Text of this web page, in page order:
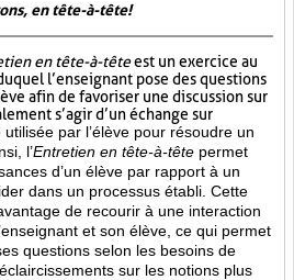
en tête-à-tête!
en tête-à-têteest un exercice au
l’enseignant pose des questions
afin de favoriser une discussion sur
s’agir d’un échange sur
utilisée par l’élève pour résoudre un
l’Entretien en tête-à-tête permet
d’un élève par rapport à un
dans un processus établi. Cette
de recourir à une interaction
et son élève, ce qui permet
questions selon les besoins de
sur les notions plus